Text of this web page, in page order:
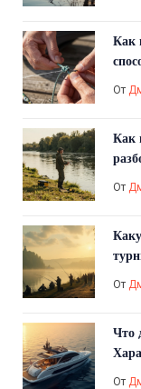
Как
От
Как
От
От
Что
От